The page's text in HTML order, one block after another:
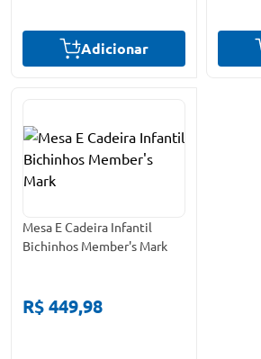
Adicionar
Mesa E Cadeira Infantil
Bichinhos Member's Mark
R$ 449,98